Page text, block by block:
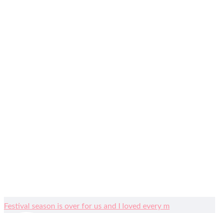
Festival season is over for us and I loved every m